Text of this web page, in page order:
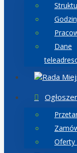
Dane
Rada
Oferty